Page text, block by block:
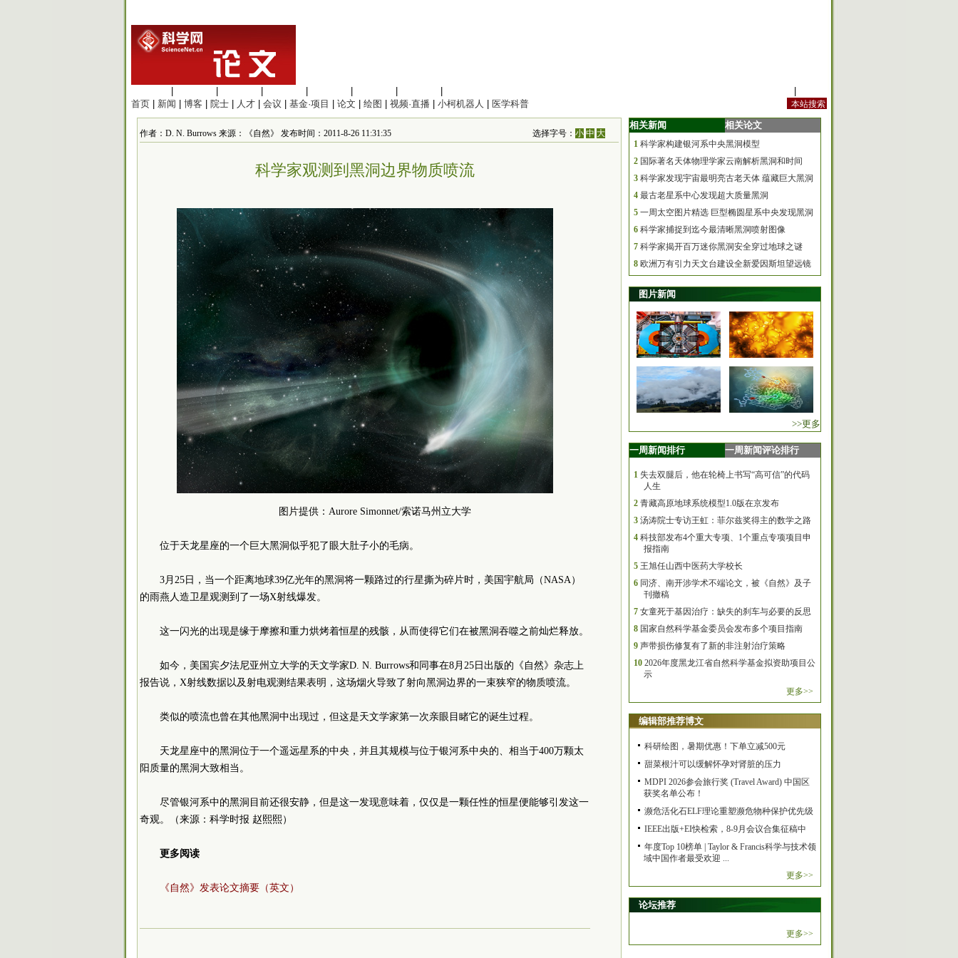
首页
新闻 博客 院士 人才 会议 基金·项目 论文 绘图 视频·直播 小柯机器人 医学科普
作者：D. N. Burrows 来源：《自然》 发布时间：2011-8-26 11:31:35 选择字号：小 中 大
科学家观测到黑洞边界物质喷流
图片提供：Aurore Simonnet/索诺马州立大学
位于天龙星座的一个巨大黑洞似乎犯了眼大肚子小的毛病。
3月25日，当一个距离地球39亿光年的黑洞将一颗路过的行星撕为碎片时，美国宇航局（NASA）
的雨燕人造卫星观测到了一场X射线爆发。
这一闪光的出现是缘于摩擦和重力烘烤着恒星的残骸，从而使得它们在被黑洞吞噬之前灿烂释放。
如今，美国宾夕法尼亚州立大学的天文学家D. N. Burrows和同事在8月25日出版的《自然》杂志上
报告说，X射线数据以及射电观测结果表明，这场烟火导致了射向黑洞边界的一束狭窄的物质喷流。
类似的喷流也曾在其他黑洞中出现过，但这是天文学家第一次亲眼目睹它的诞生过程。
天龙星座中的黑洞位于一个遥远星系的中央，并且其规模与位于银河系中央的、相当于400万颗太
阳质量的黑洞大致相当。
尽管银河系中的黑洞目前还很安静，但是这一发现意味着，仅仅是一颗任性的恒星便能够引发这一
奇观。（来源：科学时报 赵熙熙）
更多阅读
《自然》发表论文摘要（英文）
相关新闻 相关论文
1 科学家构建银河系中央黑洞模型
2 国际著名天体物理学家云南解析黑洞和时间
3 科学家发现宇宙最明亮古老天体 蕴藏巨大黑洞
4 最古老星系中心发现超大质量黑洞
5 一周太空图片精选 巨型椭圆星系中央发现黑洞
6 科学家捕捉到迄今最清晰黑洞喷射图像
7 科学家揭开百万迷你黑洞安全穿过地球之谜
8 欧洲万有引力天文台建设全新爱因斯坦望远镜
图片新闻
>>更多
一周新闻排行 一周新闻评论排行
1 失去双腿后，他在轮椅上书写“高可信”的代码
人生
2 青藏高原地球系统模型1.0版在京发布
3 汤涛院士专访王虹：菲尔兹奖得主的数学之路
4 科技部发布4个重大专项、1个重点专项项目申
报指南
5 王旭任山西中医药大学校长
6 同济、南开涉学术不端论文，被《自然》及子
刊撤稿
7 女童死于基因治疗：缺失的刹车与必要的反思
8 国家自然科学基金委员会发布多个项目指南
9 声带损伤修复有了新的非注射治疗策略
10 2026年度黑龙江省自然科学基金拟资助项目公
示
更多>>
编辑部推荐博文
科研绘图，暑期优惠！下单立减500元
甜菜根汁可以缓解怀孕对肾脏的压力
MDPI 2026参会旅行奖 (Travel Award) 中国区
获奖名单公布！
濒危活化石ELF理论重塑濒危物种保护优先级
IEEE出版+EI快检索，8-9月会议合集征稿中
年度Top 10榜单 | Taylor & Francis科学与技术领
域中国作者最受欢迎 ...
更多>>
论坛推荐
更多>>